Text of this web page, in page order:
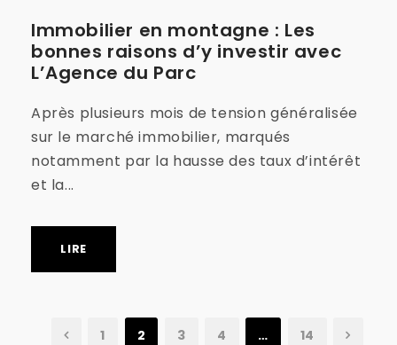
Immobilier en montagne : Les
bonnes raisons d’y investir avec
L’Agence du Parc
Après plusieurs mois de tension généralisée
sur le marché immobilier, marqués
notamment par la hausse des taux d’intérêt
et la...
LIRE
1 2 3 4 … 14